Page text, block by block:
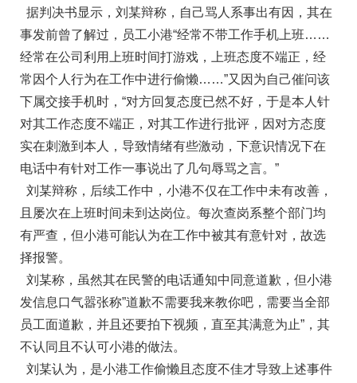
据判决书显示，刘某辩称，自己骂人系事出有因，其在
事发前曾了解过，员工小港“经常不带工作手机上班……
经常在公司利用上班时间打游戏，上班态度不端正，经
常因个人行为在工作中进行偷懒……”又因为自己催问该
下属交接手机时，“对方回复态度已然不好，于是本人针
对其工作态度不端正，对其工作进行批评，因对方态度
实在刺激到本人，导致情绪有些激动，下意识情况下在
电话中有针对工作一事说出了几句辱骂之言。”
刘某辩称，后续工作中，小港不仅在工作中未有改善，
且屡次在上班时间未到达岗位。每次查岗系整个部门均
有严查，但小港可能认为在工作中被其有意针对，故选
择报警。
刘某称，虽然其在民警的电话通知中同意道歉，但小港
发信息口气嚣张称”道歉不需要我来教你吧，需要当全部
员工面道歉，并且还要拍下视频，直至其满意为止”，其
不认同且不认可小港的做法。
刘某认为，是小港工作偷懒且态度不佳才导致上述事件